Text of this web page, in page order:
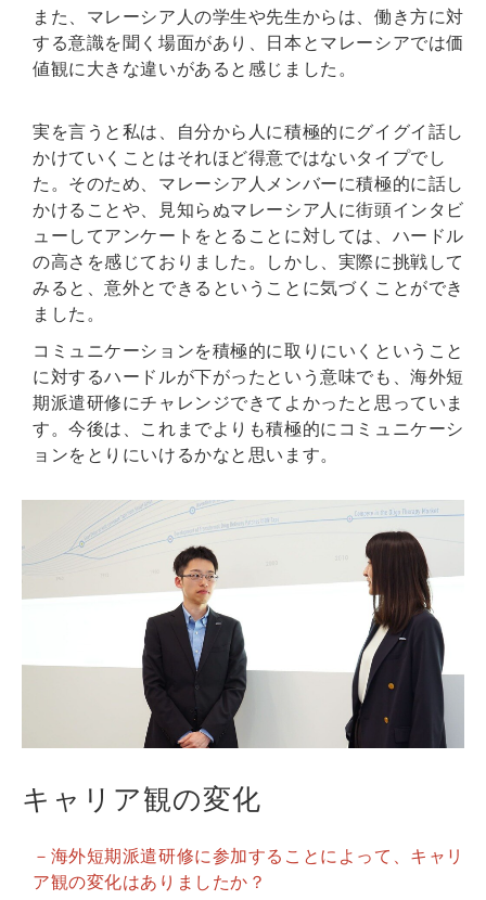
また、マレーシア人の学生や先生からは、働き方に対
する意識を聞く場面があり、日本とマレーシアでは価
値観に大きな違いがあると感じました。
実を言うと私は、自分から人に積極的にグイグイ話し
かけていくことはそれほど得意ではないタイプでし
た。そのため、マレーシア人メンバーに積極的に話し
かけることや、見知らぬマレーシア人に街頭インタビ
ューしてアンケートをとることに対しては、ハードル
の高さを感じておりました。しかし、実際に挑戦して
みると、意外とできるということに気づくことができ
ました。
コミュニケーションを積極的に取りにいくということ
に対するハードルが下がったという意味でも、海外短
期派遣研修にチャレンジできてよかったと思っていま
す。今後は、これまでよりも積極的にコミュニケーシ
ョンをとりにいけるかなと思います。
キャリア観の変化
－海外短期派遣研修に参加することによって、キャリ
ア観の変化はありましたか？